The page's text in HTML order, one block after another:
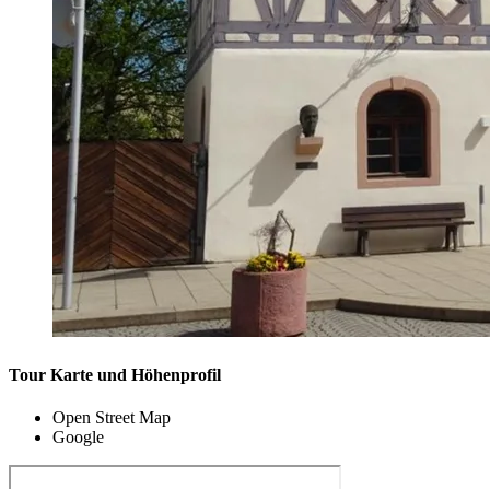
Tour Karte und Höhenprofil
Open Street Map
Google